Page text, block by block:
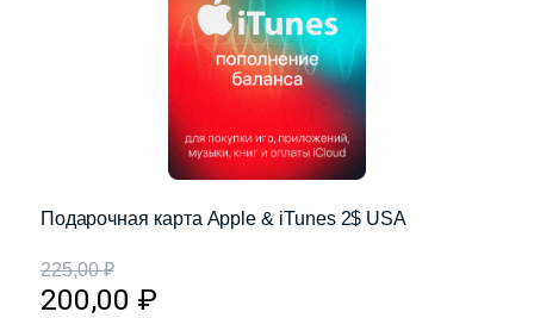
Подарочная карта Apple & iTunes 2$ USA
225,00₽
200,00 ₽